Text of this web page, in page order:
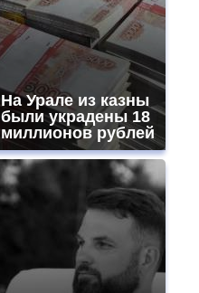
На Урале из казны
были украдены 18
миллионов рублей